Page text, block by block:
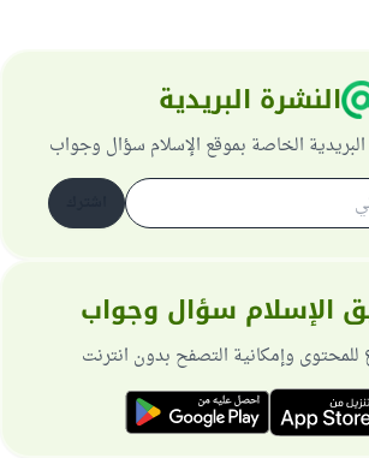
النشرة البريدية
الخاصة بموقع الإسلام سؤال وجواب
الإسلام سؤال وجواب
وإمكانية التصفح بدون انترنت